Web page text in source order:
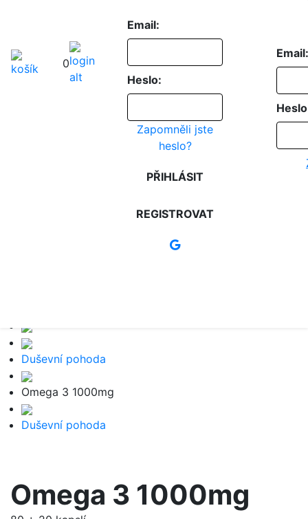
0
Email:
Heslo:
Zapomněli jste
heslo?
PŘIHLÁSIT
REGISTROVAT
Email:
Duševní pohoda
Omega 3 1000mg
Duševní pohoda
Omega 3 1000mg